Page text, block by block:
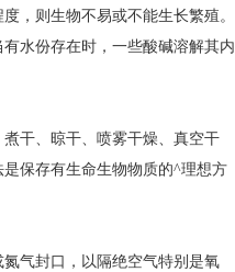
，则生物不易或不能生长繁殖。
水份存在时，一些酸碱溶解其内
干、晾干、喷雾干燥、真空干
保存有生命生物物质的^理想方
气封口，以隔绝空气特别是氧